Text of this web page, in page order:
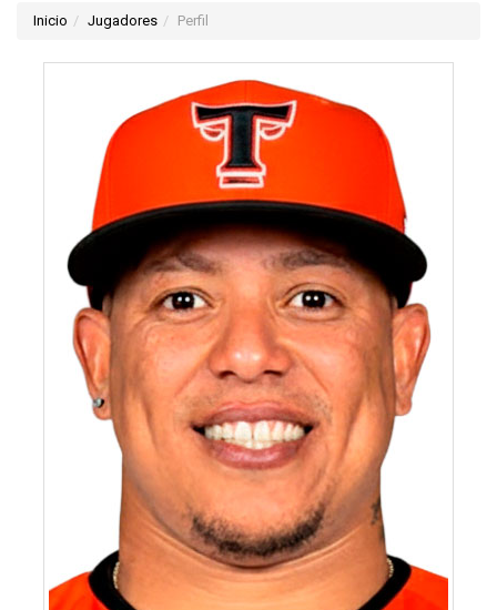
Inicio Jugadores Perfil